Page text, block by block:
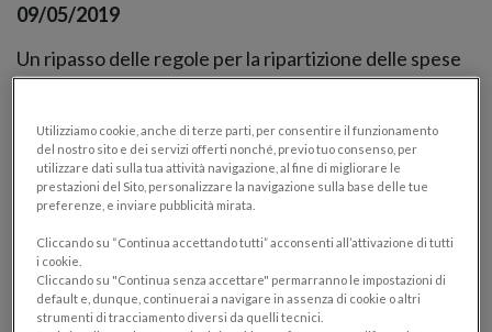
09/05/2019
Un ripasso delle regole per la ripartizione delle spese
dei lastrici solari in condominio. Dai casi tipici, al caso
Utilizziamo cookie, anche di terze parti, per consentire il funzionamento
del nostro sito e dei servizi offerti nonché, previo tuo consenso, per
utilizzare dati sulla tua attività navigazione, al fine di migliorare le
prestazioni del Sito, personalizzare la navigazione sulla base delle tue
preferenze, e inviare pubblicità mirata.
Cliccando su “Continua accettando tutti” acconsenti all’attivazione di tutti
i cookie.
Cliccando su "Continua senza accettare" permarranno le impostazioni di
default e, dunque, continuerai a navigare in assenza di cookie o altri
strumenti di tracciamento diversi da quelli tecnici.